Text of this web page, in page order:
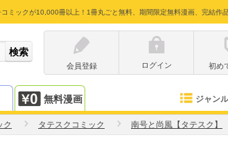
ミックが10,000冊以上！1冊丸ごと無料、期間限定無料漫画、完結作
会員登録
ログイン 初め
無料漫画 ジャンル
ク タテスクコミック 南号と尚風【タテスク】